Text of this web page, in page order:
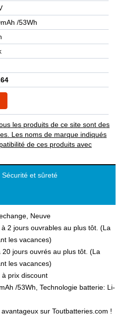
/53Wh
les produits de ce site sont des
Les noms de marque indiqués
de ces produits avec
Sécurité et sûreté
Neuve
2 jours ouvrables au plus tôt. (La
les vacances)
jours ouvrés au plus tôt. (La
les vacances)
à prix discount
/53Wh, Technologie batterie: Li-
sur Toutbatteries.com !